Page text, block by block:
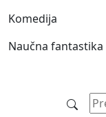
Komedija
Naučna fantastika